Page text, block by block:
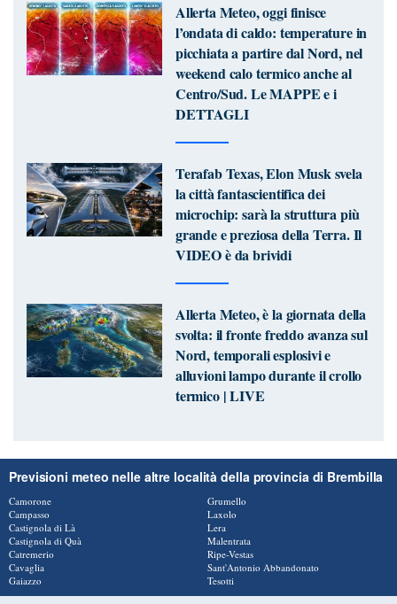
Allerta Meteo, oggi finisce
l’ondata di caldo: temperature in
picchiata a partire dal Nord, nel
weekend calo termico anche al
Centro/Sud. Le MAPPE e i
DETTAGLI
Terafab Texas, Elon Musk svela
la città fantascientifica dei
microchip: sarà la struttura più
grande e preziosa della Terra. Il
VIDEO è da brividi
Allerta Meteo, è la giornata della
svolta: il fronte freddo avanza sul
Nord, temporali esplosivi e
alluvioni lampo durante il crollo
termico | LIVE
Previsioni meteo nelle altre località della provincia di Brembilla
Camorone
Campasso
Castignola di Là
Castignola di Quà
Catremerio
Cavaglia
Gaiazzo
Grumello
Laxolo
Lera
Malentrata
Ripe-Vestas
Sant'Antonio Abbandonato
Tesotti